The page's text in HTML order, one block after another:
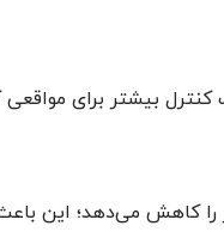
بیشتر برای
را کاهش می‌دهد؛ این